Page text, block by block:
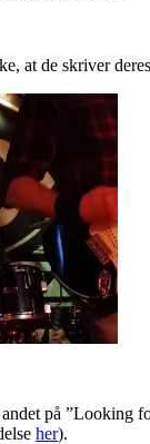
at de skriver
på ”Looking
her).